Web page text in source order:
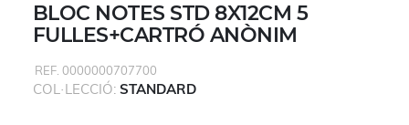
BLOC NOTES STD 8X12CM 5
FULLES+CARTRÓ ANÒNIM
REF. 0000000707700
COL·LECCIÓ: STANDARD